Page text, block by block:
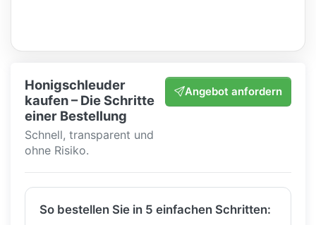
Honigschleuder
kaufen – Die Schritte
einer Bestellung
Schnell, transparent und
ohne Risiko.
Angebot anfordern
So bestellen Sie in 5 einfachen Schritten: